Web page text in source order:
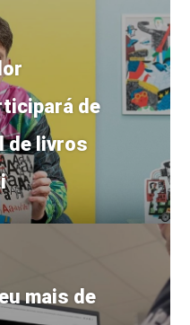
de
de livros
mais de